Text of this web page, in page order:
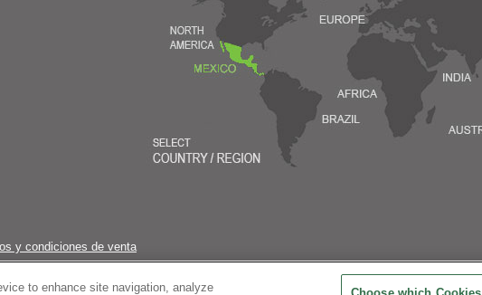
y condiciones de venta
to enhance site navigation, analyze